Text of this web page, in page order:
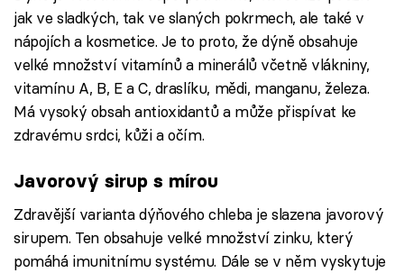
jak ve sladkých, tak ve slaných pokrmech, ale také v
nápojích a kosmetice. Je to proto, že dýně obsahuje
velké množství vitamínů a minerálů včetně vlákniny,
vitamínu A, B, E a C, draslíku, mědi, manganu, železa.
Má vysoký obsah antioxidantů a může přispívat ke
zdravému srdci, kůži a očím.
Javorový sirup s mírou
Zdravější varianta dýňového chleba je slazena javorový
sirupem. Ten obsahuje velké množství zinku, který
pomáhá imunitnímu systému. Dále se v něm vyskytuje